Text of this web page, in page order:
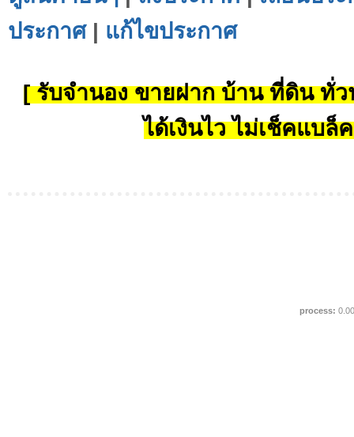
ประกาศ| แก้ไขประกาศ
[ รับจำนอง ขายฝาก บ้าน ที่ดิน ทั่ว
ได้เงินไว ไม่เช็คแบล็
process: